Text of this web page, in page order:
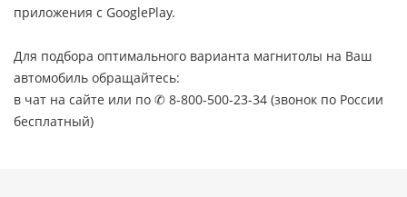
приложения с GooglePlay.
Для подбора оптимального варианта магнитолы на Ваш
автомобиль обращайтесь:
в чат на сайте или по ✆ 8-800-500-23-34 (звонок по России
бесплатный)